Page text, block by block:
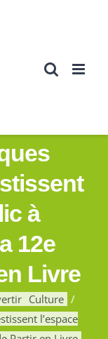
à
12e
Livre
Culture
l’espace